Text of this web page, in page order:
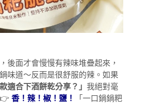
後面才會慢慢有辣味堆疊起來，
味道～反而是很舒服的辣。如果
適合下酒餅乾分享？」 我絕對毫
香！辣！椒！鹽！
「一口鍋鍋粑